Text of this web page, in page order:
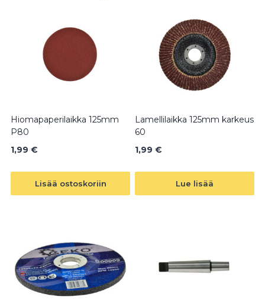
Hiomapaperilaikka 125mm
P80
1,99 €
Lisää ostoskoriin
Lamellilaikka 125mm karkeus
60
1,99 €
Lue lisää